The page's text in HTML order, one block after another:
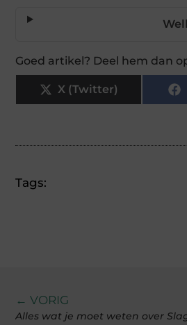
Goed artikel? Deel hem dan
X (Twitter)
Tags:
← VORIG
Alles wat je moet weten over